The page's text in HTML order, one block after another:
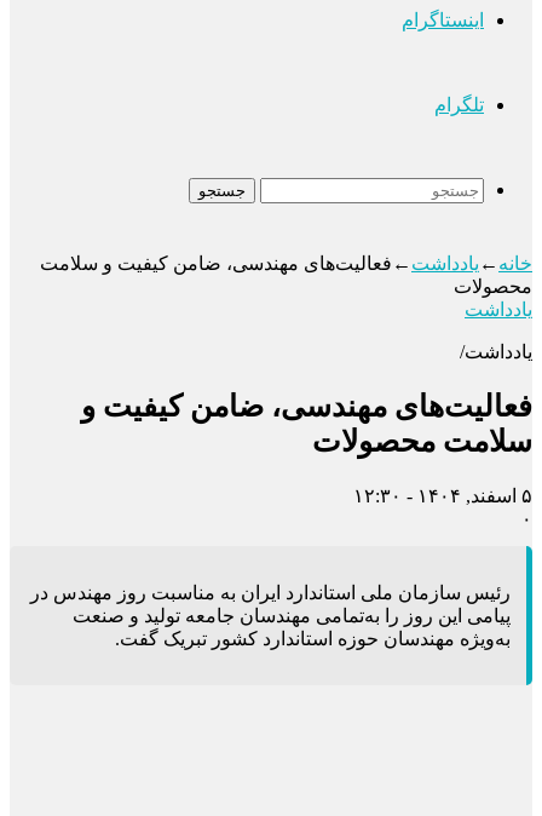
اینستاگرام
تلگرام
جستجو
خانه ← یادداشت ← فعالیت‌های مهندسی، ضامن کیفیت و سلامت
محصولات
یادداشت
یادداشت/
فعالیت‌های مهندسی، ضامن کیفیت و
سلامت محصولات
۵ اسفند, ۱۴۰۴ - ۱۲:۳۰
۰
رئیس سازمان ملی استاندارد ایران به مناسبت روز مهندس در
پیامی این روز را به‌تمامی مهندسان جامعه تولید و صنعت
به‌ویژه مهندسان حوزه استاندارد کشور تبریک گفت.